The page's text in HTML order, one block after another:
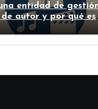
entidad de
de autor y por qué es